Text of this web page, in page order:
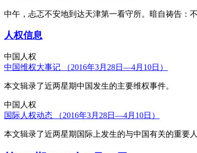
中午，忐忑不安地到达天津第一看守所。暗自祷告：
人权信息
中国人权
中国维权大事记 （2016年3月28日—4月10日）
本文辑录了近两星期中国发生的主要维权事件。
中国人权
国际人权动态 （2016年3月28日—4月10日）
本文辑录了近两星期国际上发生的与中国有关的重要人